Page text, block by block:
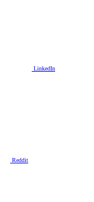
LinkedIn
Reddit